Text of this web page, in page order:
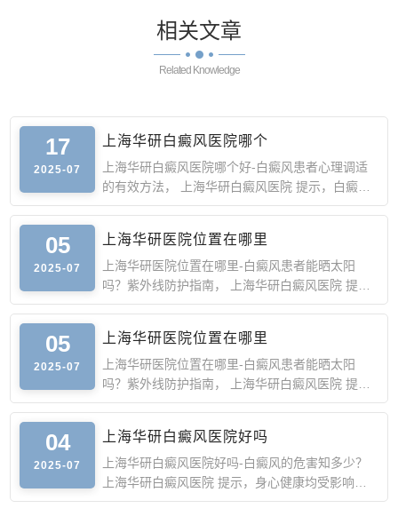
相关文章
Related Knowledge
17
2025-07
上海华研白癜风医院哪个
上海华研白癜风医院哪个好-白癜风患者心理调适
的有效方法， 上海华研白癜风医院 提示，白癜风
不仅给患者的身体
05
2025-07
上海华研医院位置在哪里
上海华研医院位置在哪里-白癜风患者能晒太阳
吗？紫外线防护指南， 上海华研白癜风医院 提
示，一、紫外线对白癜
05
2025-07
上海华研医院位置在哪里
上海华研医院位置在哪里-白癜风患者能晒太阳
吗？紫外线防护指南， 上海华研白癜风医院 提
示，一、紫外线对白癜
04
2025-07
上海华研白癜风医院好吗
上海华研白癜风医院好吗-白癜风的危害知多少？
上海华研白癜风医院 提示，身心健康均受影响，
白癜风虽然一般不